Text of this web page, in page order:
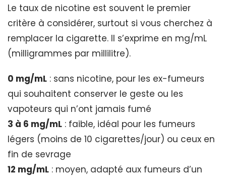
Le taux de nicotine est souvent le premier
critère à considérer, surtout si vous cherchez à
remplacer la cigarette. Il s’exprime en mg/mL
(milligrammes par millilitre).
0 mg/mL : sans nicotine, pour les ex-fumeurs
qui souhaitent conserver le geste ou les
vapoteurs qui n’ont jamais fumé
3 à 6 mg/mL : faible, idéal pour les fumeurs
légers (moins de 10 cigarettes/jour) ou ceux en
fin de sevrage
12 mg/mL : moyen, adapté aux fumeurs d’un